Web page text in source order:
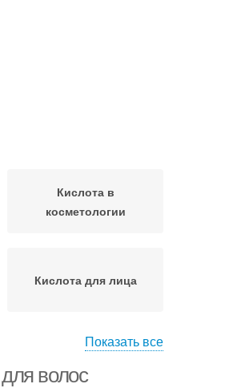
Кислота в
косметологии
Кислота для лица
Показать все
волос